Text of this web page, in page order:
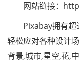
网站链接：
Pixabay拥有超
轻松应对各种设计
背景,城市,星空,花,